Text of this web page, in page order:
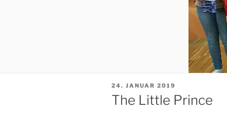
VERÖFFENTLICHT
AM
24. JANUAR 2019
The Little Prince